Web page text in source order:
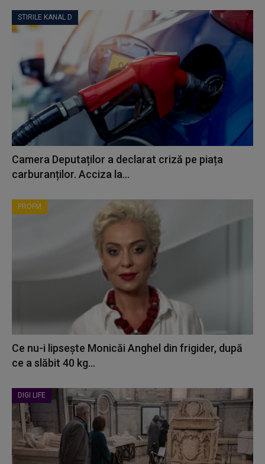
STIRILE KANAL D
Camera Deputaților a declarat criză pe piața
carburanților. Acciza la...
PROFM
Ce nu-i lipsește Monicăi Anghel din frigider, după
ce a slăbit 40 kg...
DIGI LIFE